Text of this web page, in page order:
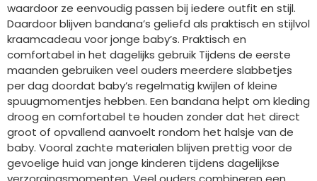
waardoor ze eenvoudig passen bij iedere outfit en stijl.
Daardoor blijven bandana’s geliefd als praktisch en stijlvol
kraamcadeau voor jonge baby’s. Praktisch en
comfortabel in het dagelijks gebruik Tijdens de eerste
maanden gebruiken veel ouders meerdere slabbetjes
per dag doordat baby’s regelmatig kwijlen of kleine
spuugmomentjes hebben. Een bandana helpt om kleding
droog en comfortabel te houden zonder dat het direct
groot of opvallend aanvoelt rondom het halsje van de
baby. Vooral zachte materialen blijven prettig voor de
gevoelige huid van jonge kinderen tijdens dagelijkse